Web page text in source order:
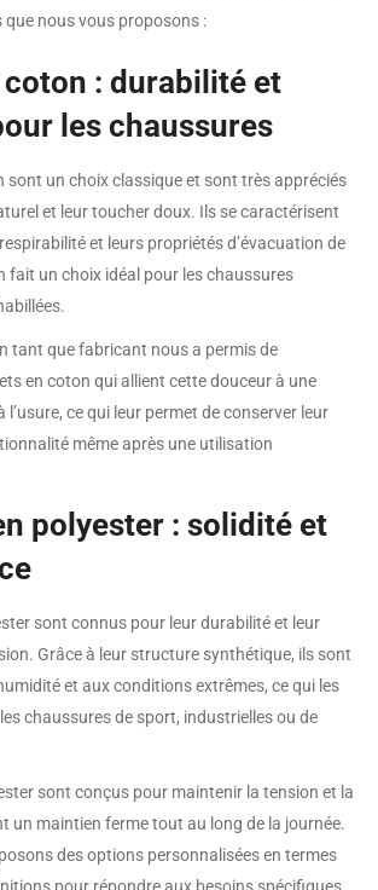
nous vous proposons :
coton : durabilité et
les chaussures
sont un choix classique et sont très appréciés
et leur toucher doux. Ils se caractérisent
et leurs propriétés d’évacuation de
fait un choix idéal pour les chaussures
tant que fabricant nous a permis de
en coton qui allient cette douceur à une
l’usure, ce qui leur permet de conserver leur
même après une utilisation
polyester : solidité et
sont connus pour leur durabilité et leur
Grâce à leur structure synthétique, ils sont
et aux conditions extrêmes, ce qui les
chaussures de sport, industrielles ou de
sont conçus pour maintenir la tension et la
un maintien ferme tout au long de la journée.
des options personnalisées en termes
pour répondre aux besoins spécifiques